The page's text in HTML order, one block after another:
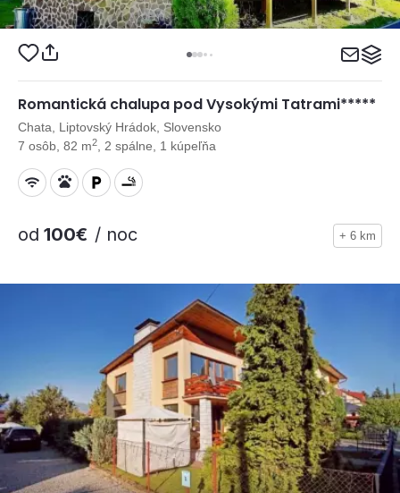
Romantická chalupa pod Vysokými Tatrami*****
Chata, Liptovský Hrádok, Slovensko
7 osôb, 82 m2 , 2 spálne, 1 kúpeľňa
od 100€ / noc + 6 km